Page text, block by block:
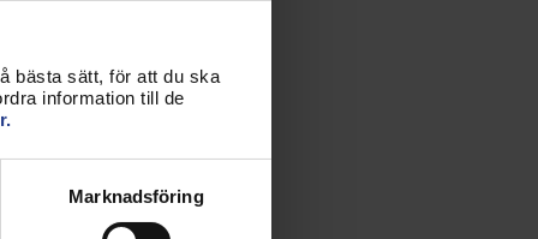
bästa sätt, för att du ska
information till de
Marknadsföring